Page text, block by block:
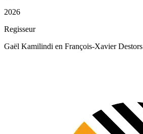
2026
Regisseur
Gaël Kamilindi en François‑Xavier Destors